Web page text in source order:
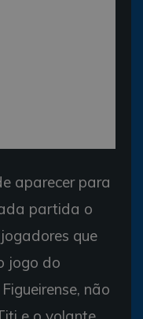
aparecer para
partida o
que
jogo do
não